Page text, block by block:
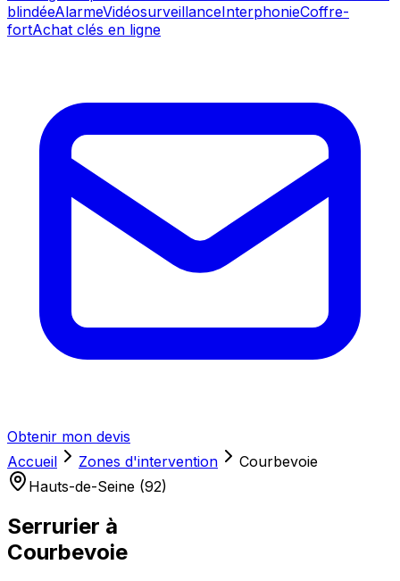
blindéeAlarmeVidéosurveillanceInterphonieCoffre-
fortAchat clés en ligne
Obtenir mon devis
Accueil
Zones d'intervention
Courbevoie
Hauts-de-Seine (92)
Serrurier à
Courbevoie